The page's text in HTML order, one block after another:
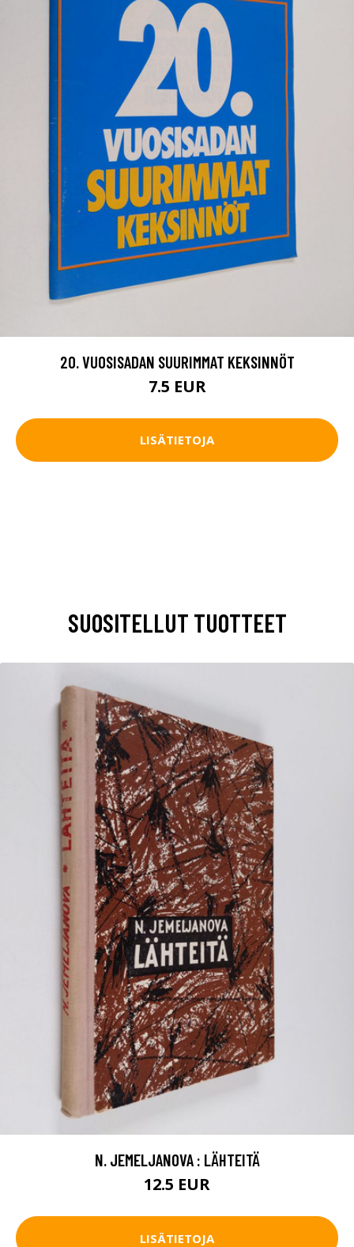
20. VUOSISADAN SUURIMMAT KEKSINNÖT
7.5 EUR
LISÄTIETOJA
SUOSITELLUT TUOTTEET
N. JEMELJANOVA : LÄHTEITÄ
12.5 EUR
LISÄTIETOJA